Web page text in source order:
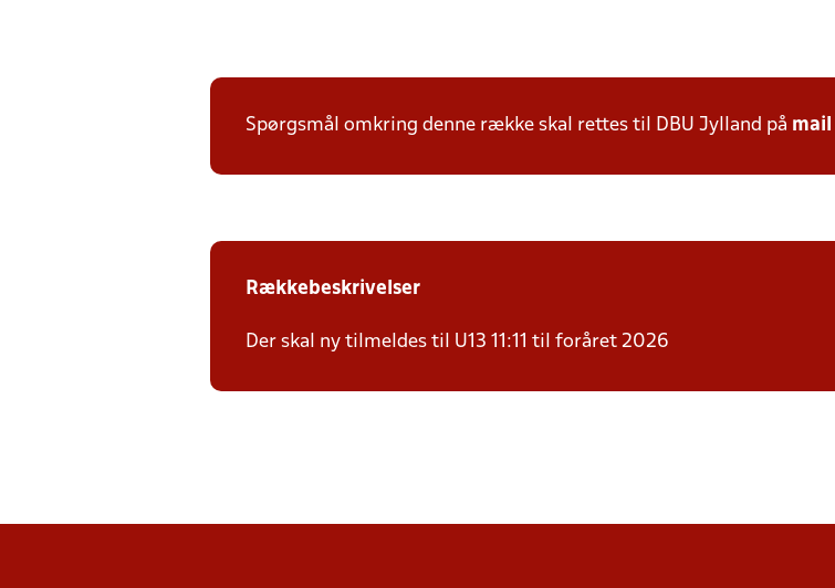
Spørgsmål omkring denne række skal rettes til DBU Jylland på mail
Rækkebeskrivelser
Der skal ny tilmeldes til U13 11:11 til foråret 2026